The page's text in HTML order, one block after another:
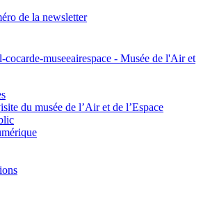
de la newsletter
du musée de l’Air et de l’Espace